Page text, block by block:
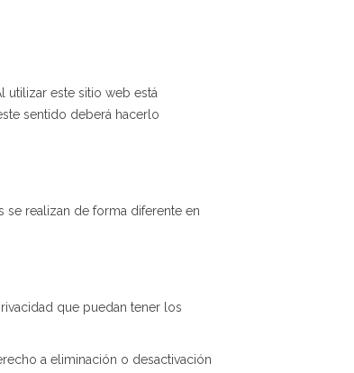
utilizar este sitio web está
sentido deberá hacerlo
realizan de forma diferente en
que puedan tener los
a eliminación o desactivación